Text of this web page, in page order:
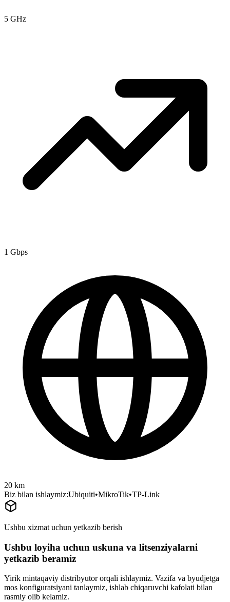
5 GHz
1 Gbps
20 km
Biz bilan ishlaymiz:Ubiquiti•MikroTik•TP-Link
Ushbu xizmat uchun yetkazib berish
Ushbu loyiha uchun uskuna va litsenziyalarni
yetkazib beramiz
Yirik mintaqaviy distribyutor orqali ishlaymiz. Vazifa va byudjetga
mos konfiguratsiyani tanlaymiz, ishlab chiqaruvchi kafolati bilan
rasmiy olib kelamiz.